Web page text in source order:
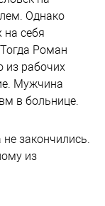
Однако
себя
Роман
из рабочих
Мужчина
в больнице.
закончились.
из